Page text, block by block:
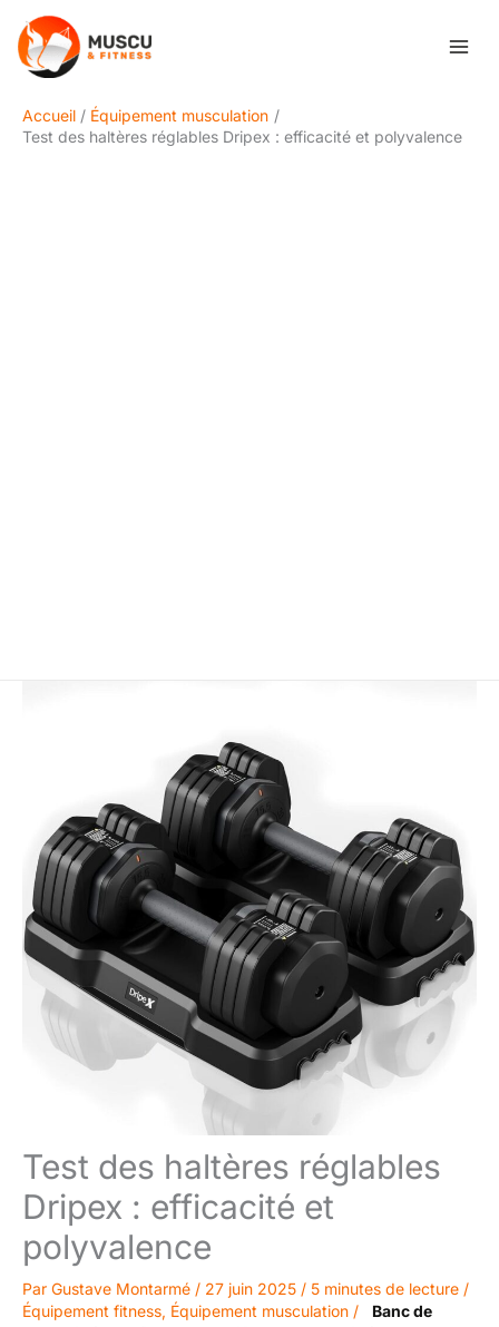
contenu
Accueil
Équipement musculation
Test des haltères réglables Dripex : efficacité et polyvalence
Test des haltères réglables
Dripex : efficacité et
polyvalence
Par Gustave Montarmé / 27 juin 2025 / 5 minutes de lecture /
Équipement fitness, Équipement musculation /
Banc de
Rechercher